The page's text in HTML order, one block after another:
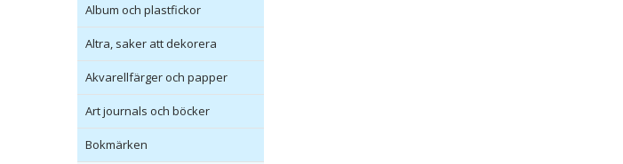
Album och plastfickor
Altra, saker att dekorera
Akvarellfärger och papper
Art journals och böcker
Bokmärken